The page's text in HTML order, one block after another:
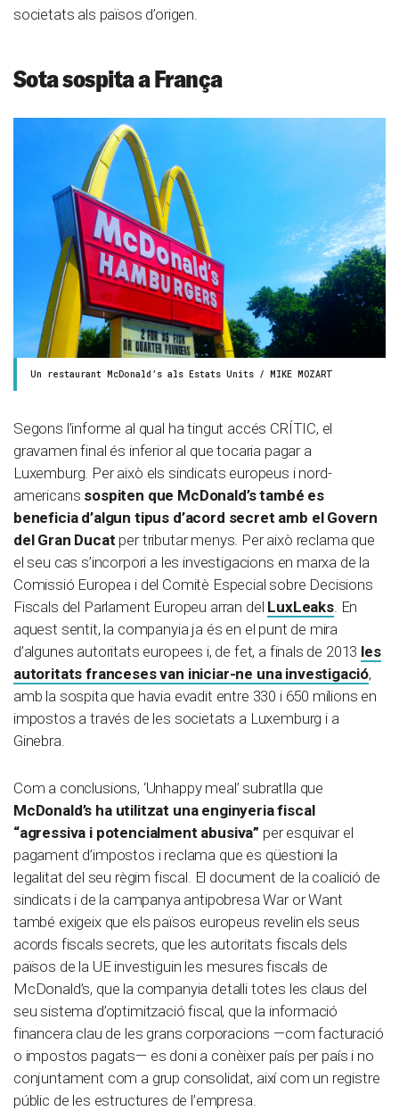
societats als països d’origen.
Sota sospita a França
Un restaurant McDonald’s als Estats Units / MIKE MOZART
Segons l’informe al qual ha tingut accés CRÍTIC, el
gravamen final és inferior al que tocaria pagar a
Luxemburg. Per això els sindicats europeus i nord-
americans sospiten que McDonald’s també es
beneficia d’algun tipus d’acord secret amb el Govern
del Gran Ducat per tributar menys. Per això reclama que
el seu cas s’incorpori a les investigacions en marxa de la
Comissió Europea i del Comitè Especial sobre Decisions
Fiscals del Parlament Europeu arran del LuxLeaks. En
aquest sentit, la companyia ja és en el punt de mira
d’algunes autoritats europees i, de fet, a finals de 2013 les
autoritats franceses van iniciar-ne una investigació,
amb la sospita que havia evadit entre 330 i 650 milions en
impostos a través de les societats a Luxemburg i a
Ginebra.
Com a conclusions, ‘Unhappy meal’ subratlla que
McDonald’s ha utilitzat una enginyeria fiscal
“agressiva i potencialment abusiva” per esquivar el
pagament d’impostos i reclama que es qüestioni la
legalitat del seu règim fiscal. El document de la coalició de
sindicats i de la campanya antipobresa War or Want
també exigeix que els països europeus revelin els seus
acords fiscals secrets, que les autoritats fiscals dels
països de la UE investiguin les mesures fiscals de
McDonald’s, que la companyia detalli totes les claus del
seu sistema d’optimització fiscal, que la informació
financera clau de les grans corporacions —com facturació
o impostos pagats—es doni a conèixer país per país i no
conjuntament com a grup consolidat, així com un registre
públic de les estructures de l’empresa.